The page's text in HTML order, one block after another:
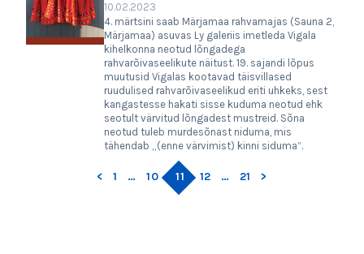
10.02.2023
4. märtsini saab Märjamaa rahvamajas (Sauna 2,
Märjamaa) asuvas Ly galeriis imetleda Vigala
kihelkonna neotud lõngadega
rahvarõivaseelikute näitust. 19. sajandi lõpus
muutusid Vigalas kootavad täisvillased
ruudulised rahvarõivaseelikud eriti uhkeks, sest
kangastesse hakati sisse kuduma neotud ehk
seotult värvitud lõngadest mustreid. Sõna
neotud tuleb murdesõnast niduma, mis
tähendab „(enne värvimist) kinni siduma”.
< 1 … 10 11 12 … 21 >